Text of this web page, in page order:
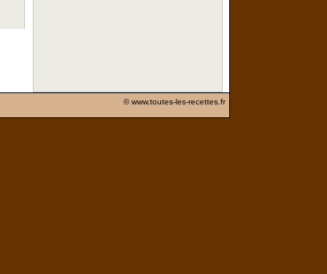
© www.toutes-les-recettes.fr